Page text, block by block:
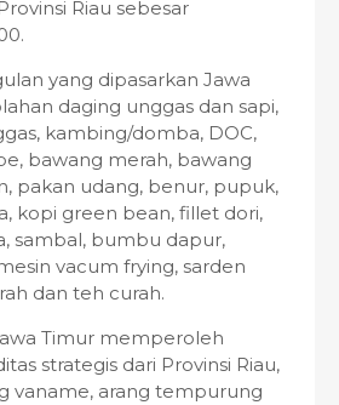
Riau sebesar
yang dipasarkan Jawa
daging unggas dan sapi,
kambing/domba, DOC,
bawang merah, bawang
pakan udang, benur, pupuk,
kopi green bean, fillet dori,
sambal, bumbu dapur,
vacum frying, sarden
dan teh curah.
Timur memperoleh
strategis dari Provinsi Riau,
vaname, arang tempurung